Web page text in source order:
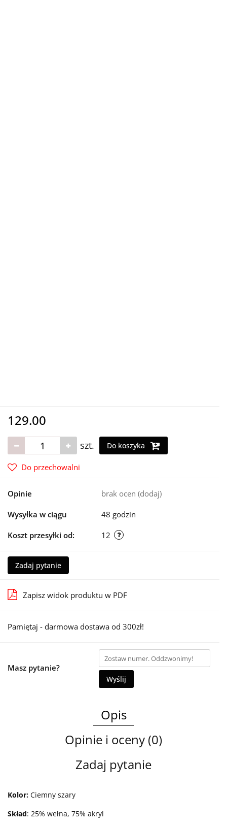
129.00
szt. Do koszyka
Do przechowalni
Opinie brak ocen (dodaj)
Wysyłka w ciągu 48 godzin
Koszt przesyłki od: 12
Zadaj pytanie
Zapisz widok produktu w PDF
Pamiętaj - darmowa dostawa od 300zł!
Masz pytanie?
Wyślij
Opis
Opinie i oceny (0)
Zadaj pytanie
Kolor: Ciemny szary
Skład: 25% wełna, 75% akryl